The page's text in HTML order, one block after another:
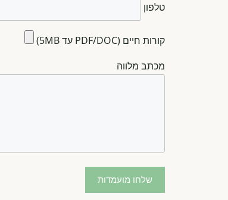
טלפון
קורות חיים (PDF/DOC עד 5MB)
מכתב מלווה
שלחו מועמדות